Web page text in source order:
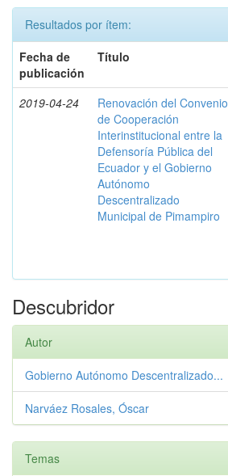
Resultados por ítem:
Fecha de
publicación
Título
2019-04-24
Renovación del Convenio
de Cooperación
Interinstitucional entre la
Defensoría Pública del
Ecuador y el Gobierno
Autónomo
Descentralizado
Municipal de Pimampiro
Descubridor
Autor
Gobierno Autónomo Descentralizado...
Narváez Rosales, Óscar
Temas